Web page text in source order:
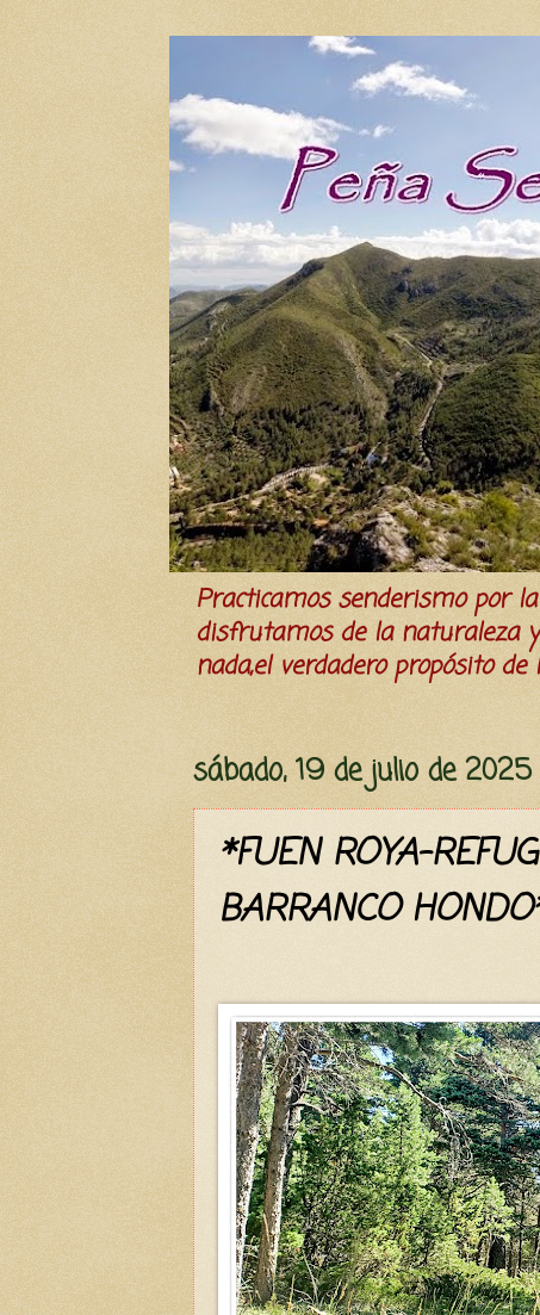
Practicamos senderismo por
disfrutamos de la naturaleza y
nada,el verdadero propósito de
sábado, 19 de julio de 2025
*FUEN ROYA-
BARRANCO